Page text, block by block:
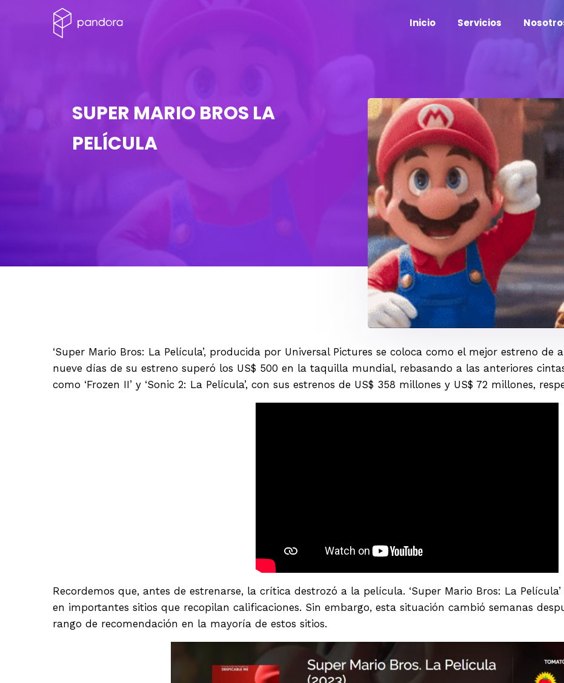
Inicio Servicios
SUPER MARIO BROS LA
PELÍCULA
‘Super Mario Bros: La Película’, producida por Universal Pictures se coloca como el mejor estreno
nueve días de su estreno superó los US$ 500 en la taquilla mundial, rebasando a las anteriores
como ‘Frozen II’ y ‘Sonic 2: La Película’, con sus estrenos de US$ 358 millones y US$ 72 millones,
Recordemos que, antes de estrenarse, la crítica destrozó a la película. ‘Super Mario Bros: La
en importantes sitios que recopilan calificaciones. Sin embargo, esta situación cambió semanas
rango de recomendación en la mayoría de estos sitios.